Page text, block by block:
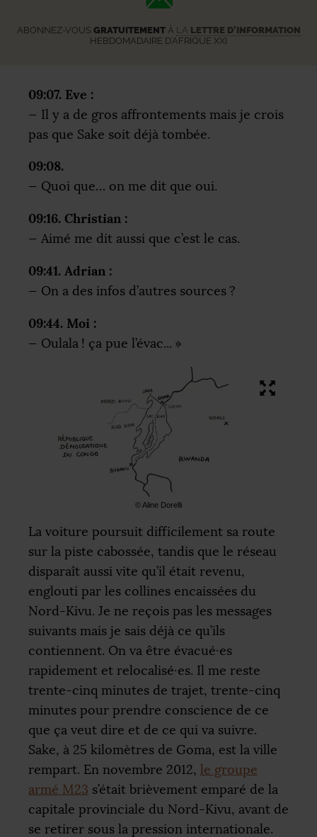
ABONNEZ-VOUS GRATUITEMENTÀ LA LETTRE D’INFORMATION
HEBDOMADAIRE D’AFRIQUE XXI
09:07. Eve :
— Il y a de gros affrontements mais je crois
pas que Sake soit déjà tombée.
09:08.
— Quoi que… on me dit que oui.
09:16. Christian :
— Aimé me dit aussi que c’est le cas.
09:41. Adrian :
— On a des infos d’autres sources ?
09:44. Moi :
— Oulala ! ça pue l’évac... »
© Aline Dorelli
La voiture poursuit difficilement sa route
sur la piste cabossée, tandis que le réseau
disparaît aussi vite qu’il était revenu,
englouti par les collines encaissées du
Nord-Kivu. Je ne reçois pas les messages
suivants mais je sais déjà ce qu’ils
contiennent. On va être évacué·es
rapidement et relocalisé·es. Il me reste
trente-cinq minutes de trajet, trente-cinq
minutes pour prendre conscience de ce
que ça veut dire et de ce qui va suivre.
Sake, à 25 kilomètres de Goma, est la ville
rempart. En novembre 2012, le groupe
armé M23 s’était brièvement emparé de la
capitale provinciale du Nord-Kivu, avant de
se retirer sous la pression internationale.